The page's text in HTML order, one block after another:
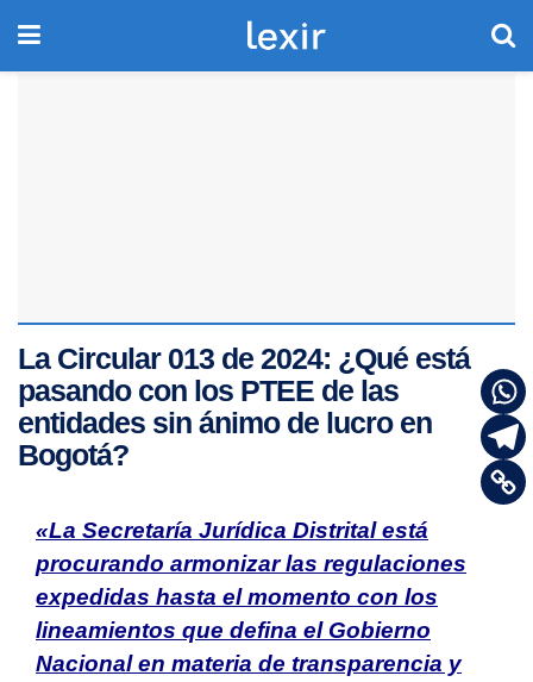
La Circular 013 de 2024: ¿Qué está
pasando con los PTEE de las
entidades sin ánimo de lucro en
Bogotá?
«La Secretaría Jurídica Distrital está
procurando armonizar las regulaciones
expedidas hasta el momento con los
lineamientos que defina el Gobierno
Nacional en materia de transparencia y